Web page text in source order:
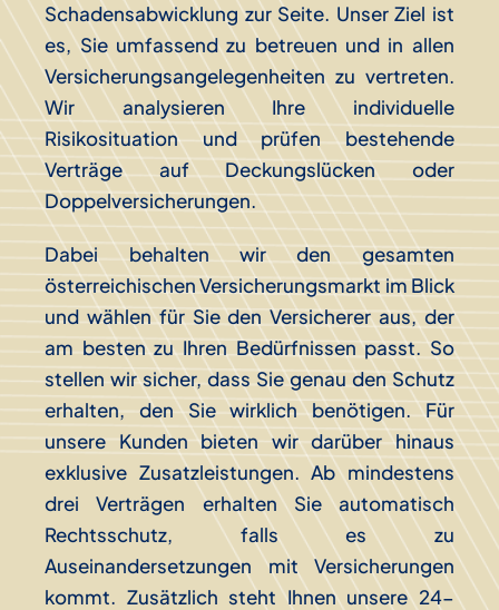
Schadensabwicklung zur Seite. Unser Ziel ist
es, Sie umfassend zu betreuen und in allen
Versicherungsangelegenheiten zu vertreten.
Wir analysieren Ihre individuelle
Risikosituation und prüfen bestehende
Verträge auf Deckungslücken oder
Doppelversicherungen.
Dabei behalten wir den gesamten
österreichischen Versicherungsmarkt im Blick
und wählen für Sie den Versicherer aus, der
am besten zu Ihren Bedürfnissen passt. So
stellen wir sicher, dass Sie genau den Schutz
erhalten, den Sie wirklich benötigen. Für
unsere Kunden bieten wir darüber hinaus
exklusive Zusatzleistungen. Ab mindestens
drei Verträgen erhalten Sie automatisch
Rechtsschutz, falls es zu
Auseinandersetzungen mit Versicherungen
kommt. Zusätzlich steht Ihnen unsere 24-